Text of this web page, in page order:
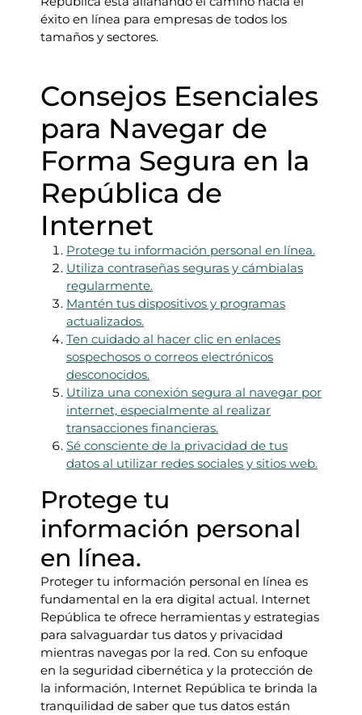
éxito en línea para empresas de todos los
tamaños y sectores.
Consejos Esenciales
para Navegar de
Forma Segura en la
República de
Internet
Protege tu información personal en línea.
Utiliza contraseñas seguras y cámbialas
regularmente.
Mantén tus dispositivos y programas
actualizados.
Ten cuidado al hacer clic en enlaces
sospechosos o correos electrónicos
desconocidos.
Utiliza una conexión segura al navegar por
internet, especialmente al realizar
transacciones financieras.
Sé consciente de la privacidad de tus
datos al utilizar redes sociales y sitios web.
Protege tu
información personal
en línea.
Proteger tu información personal en línea es
fundamental en la era digital actual. Internet
República te ofrece herramientas y estrategias
para salvaguardar tus datos y privacidad
mientras navegas por la red. Con su enfoque
en la seguridad cibernética y la protección de
la información, Internet República te brinda la
tranquilidad de saber que tus datos están